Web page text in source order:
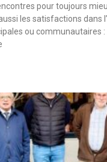
pour toujours
les satisfactions dans
ou communautaires :